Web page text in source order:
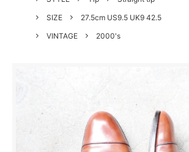
SIZE
27.5cm US9.5 UK9 42.5
VINTAGE
2000's